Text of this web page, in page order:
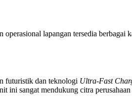
lapangan tersedia
futuristik dan teknologi Ultra-Fast
ini sangat mendukung citra